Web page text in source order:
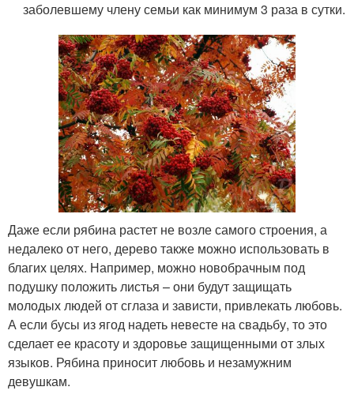
заболевшему члену семьи как минимум 3 раза в сутки.
Даже если рябина растет не возле самого строения, а
недалеко от него, дерево также можно использовать в
благих целях. Например, можно новобрачным под
подушку положить листья – они будут защищать
молодых людей от сглаза и зависти, привлекать любовь.
А если бусы из ягод надеть невесте на свадьбу, то это
сделает ее красоту и здоровье защищенными от злых
языков. Рябина приносит любовь и незамужним
девушкам.